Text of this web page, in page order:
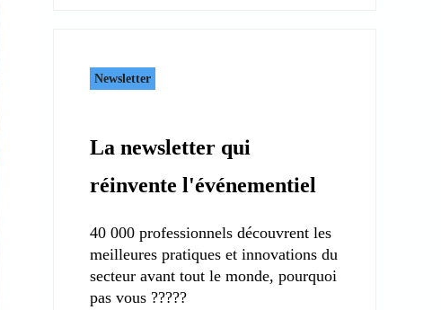
Newsletter
La newsletter qui
réinvente l'événementiel
40 000 professionnels découvrent les
meilleures pratiques et innovations du
secteur avant tout le monde, pourquoi
pas vous ?????